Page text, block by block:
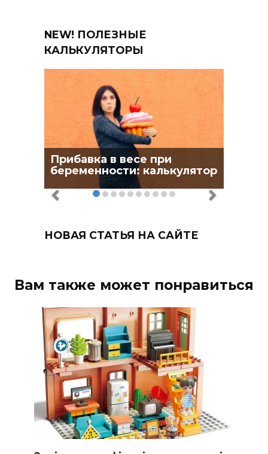
NEW! ПОЛЕЗНЫЕ
КАЛЬКУЛЯТОРЫ
Прибавка в весе при
беременности: калькулятор
НОВАЯ СТАТЬЯ НА САЙТЕ
Вам также может понравиться